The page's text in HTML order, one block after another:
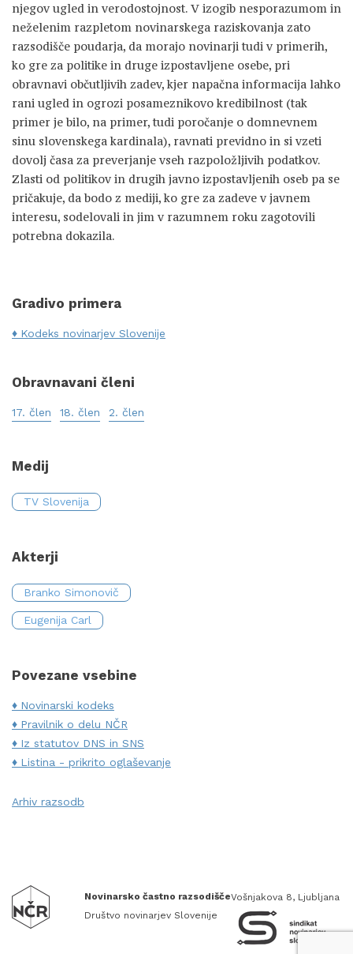
njegov ugled in verodostojnost. V izogib nesporazumom in
neželenim razpletom novinarskega raziskovanja zato
razsodišče poudarja, da morajo novinarji tudi v primerih,
ko gre za politike in druge izpostavljene osebe, pri
obravnavi občutljivih zadev, kjer napačna informacija lahko
rani ugled in ogrozi posameznikovo kredibilnost (tak
primer je bilo, na primer, tudi poročanje o domnevnem
sinu slovenskega kardinala), ravnati previdno in si vzeti
dovolj časa za preverjanje vseh razpoložljivih podatkov.
Zlasti od politikov in drugih javno izpostavljenih oseb pa se
pričakuje, da bodo z mediji, ko gre za zadeve v javnem
interesu, sodelovali in jim v razumnem roku zagotovili
potrebna dokazila.
Gradivo primera
Kodeks novinarjev Slovenije
Obravnavani členi
17. člen 18. člen 2. člen
Medij
TV Slovenija
Akterji
Branko Simonovič
Eugenija Carl
Povezane vsebine
Novinarski kodeks
Pravilnik o delu NČR
Iz statutov DNS in SNS
Listina - prikrito oglaševanje
Arhiv razsodb
Novinarsko častno razsodišče
Društvo novinarjev Slovenije
Vošnjakova 8, Ljubljana